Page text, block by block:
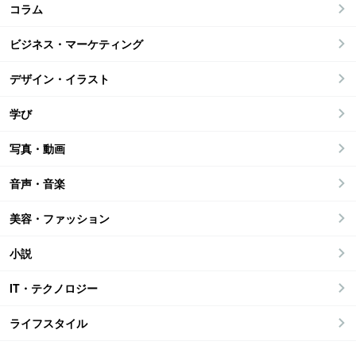
コラム
ビジネス・マーケティング
デザイン・イラスト
学び
写真・動画
音声・音楽
美容・ファッション
小説
IT・テクノロジー
ライフスタイル